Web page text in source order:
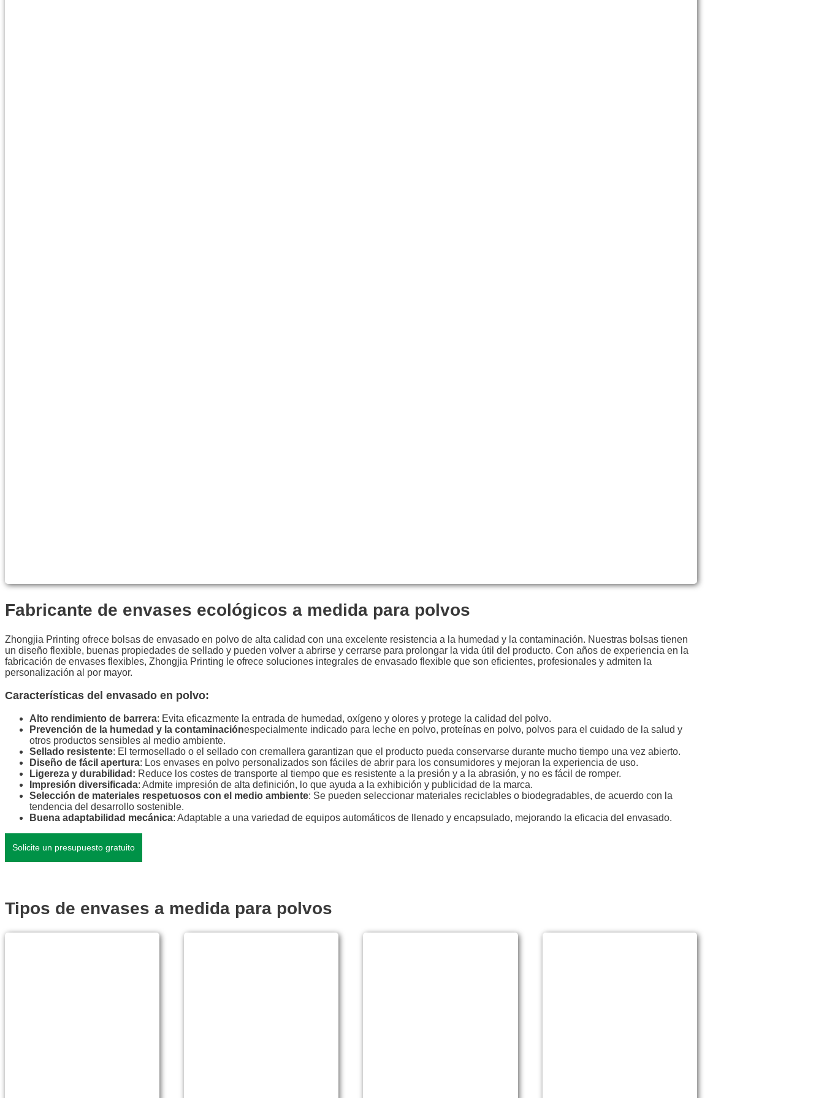
Fabricante de envases ecológicos a medida para polvos
Zhongjia Printing ofrece bolsas de envasado en polvo de alta calidad con una excelente resistencia a la humedad y la contaminación. Nuestras bolsas tienen
un diseño flexible, buenas propiedades de sellado y pueden volver a abrirse y cerrarse para prolongar la vida útil del producto. Con años de experiencia en la
fabricación de envases flexibles, Zhongjia Printing le ofrece soluciones integrales de envasado flexible que son eficientes, profesionales y admiten la
personalización al por mayor.
Características del envasado en polvo:
Alto rendimiento de barrera: Evita eficazmente la entrada de humedad, oxígeno y olores y protege la calidad del polvo.
Prevención de la humedad y la contaminaciónespecialmente indicado para leche en polvo, proteínas en polvo, polvos para el cuidado de la salud y
otros productos sensibles al medio ambiente.
Sellado resistente: El termosellado o el sellado con cremallera garantizan que el producto pueda conservarse durante mucho tiempo una vez abierto.
Diseño de fácil apertura: Los envases en polvo personalizados son fáciles de abrir para los consumidores y mejoran la experiencia de uso.
Ligereza y durabilidad: Reduce los costes de transporte al tiempo que es resistente a la presión y a la abrasión, y no es fácil de romper.
Impresión diversificada: Admite impresión de alta definición, lo que ayuda a la exhibición y publicidad de la marca.
Selección de materiales respetuosos con el medio ambiente: Se pueden seleccionar materiales reciclables o biodegradables, de acuerdo con la
tendencia del desarrollo sostenible.
Buena adaptabilidad mecánica: Adaptable a una variedad de equipos automáticos de llenado y encapsulado, mejorando la eficacia del envasado.
Solicite un presupuesto gratuito
Tipos de envases a medida para polvos